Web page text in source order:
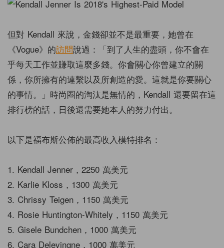
但對 Kendall 來說，金錢卻並不是最重要，她曾在
《Vogue》的訪問說過：「到了人生的盡頭，你不會在
乎每天工作並賺取這麼多錢。你會關心你曾建立的關
係，你所擁有的連繫以及所創造的愛。這就是你要關心
的事情。」時尚圈的淘汰是無情的，Kendall 還要留在這
排行榜的話，日後還需要她本人的努力付出。
以下是福布斯公佈的最高收入模特排名：
1. Kendall Jenner，2250 萬美元
2. Karlie Kloss，1300 萬美元
3. Chrissy Teigen，1150 萬美元
4. Rosie Huntington-Whitely，1150 萬美元
5. Gisele Bundchen，1000 萬美元
6. Cara Delevingne，1000 萬美元